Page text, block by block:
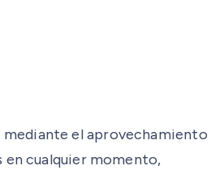
el aprovechamiento
en cualquier momento,